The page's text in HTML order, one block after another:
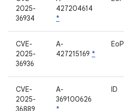
2025-
36934
427204614
*
CVE-
2025-
36936
A-
427215169 *
EoP
CVE-
2025-
36889
A-
369100626
*
ID